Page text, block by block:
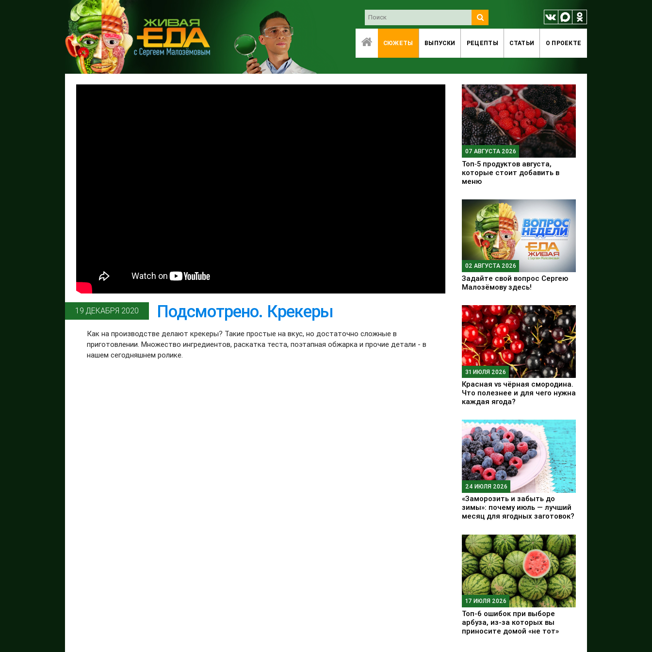
СЮЖЕТЫ ВЫПУСКИ РЕЦЕПТЫ СТАТЬИ O ПРОЕКТЕ
19 ДЕКАБРЯ 2020 Подсмотрено. Крекеры
Как на производстве делают крекеры? Такие простые на вкус, но достаточно сложные в
приготовлении. Множество ингредиентов, раскатка теста, поэтапная обжарка и прочие детали - в
нашем сегодняшнем ролике.
07 АВГУСТА 2026
Топ‑5 продуктов августа,
которые стоит добавить в
меню
02 АВГУСТА 2026
Задайте свой вопрос Сергею
Малозёмову здесь!
31 ИЮЛЯ 2026
Красная vs чёрная смородина.
Что полезнее и для чего нужна
каждая ягода?
24 ИЮЛЯ 2026
«Заморозить и забыть до
зимы»: почему июль — лучший
месяц для ягодных заготовок?
17 ИЮЛЯ 2026
Топ-6 ошибок при выборе
арбуза, из-за которых вы
приносите домой «не тот»